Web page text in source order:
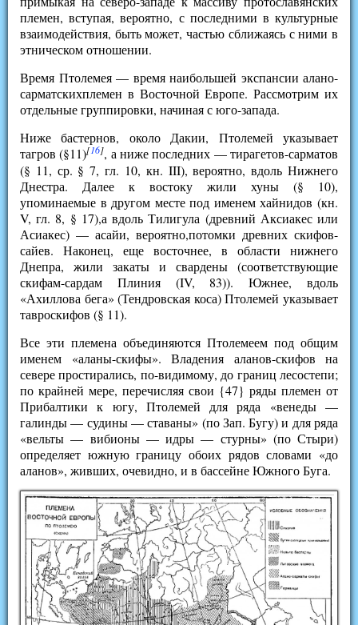
племен, вступая, вероятно, с последними в культурные
взаимодействия, быть может, частью сближаясь с ними в
этническом отношении.
Время Птолемея — время наибольшей экспансии алано-
сарматскихплемен в Восточной Европе. Рассмотрим их
отдельные группировки, начиная с юго-запада.
Ниже бастернов, около Дакии, Птолемей указывает
тагров (§11)[16], а ниже последних — тирагетов-сарматов
(§ 11, ср. § 7, гл. 10, кн. III), вероятно, вдоль Нижнего
Днестра. Далее к востоку жили хуны (§ 10),
упоминаемые в другом месте под именем хайнидов (кн.
V, гл. 8, § 17),а вдоль Тилигула (древний Аксиакес или
Асиакес) — асайи, вероятно,потомки древних скифов-
сайев. Наконец, еще восточнее, в области нижнего
Днепра, жили закаты и свардены (соответствующие
скифам-сардам Плиния (IV, 83)). Южнее, вдоль
«Ахиллова бега» (Тендровская коса) Птолемей указывает
тавроскифов (§ 11).
Все эти племена объединяются Птолемеем под общим
именем «аланы-скифы». Владения аланов-скифов на
севере простирались, по-видимому, до границ лесостепи;
по крайней мере, перечисляя свои {47} ряды племен от
Прибалтики к югу, Птолемей для ряда «венеды —
галинды — судины — ставаны» (по Зап. Бугу) и для ряда
«вельты — вибионы — идры — стурны» (по Стыри)
определяет южную границу обоих рядов словами «до
аланов», живших, очевидно, и в бассейне Южного Буга.